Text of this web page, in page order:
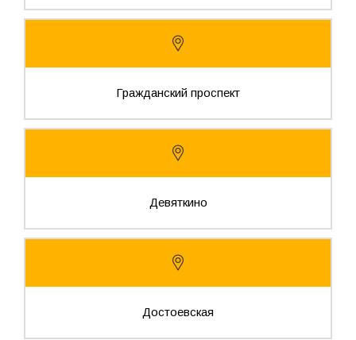
Гражданский проспект
Девяткино
Достоевская